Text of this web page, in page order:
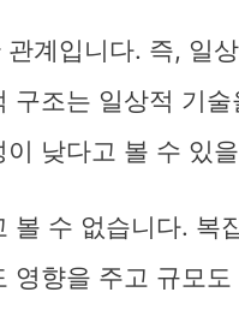
계입니다. 즉, 일
구조는 일상적 기
낮다고 볼 수 있
볼 수 없습니다. 복
영향을 주고 규모